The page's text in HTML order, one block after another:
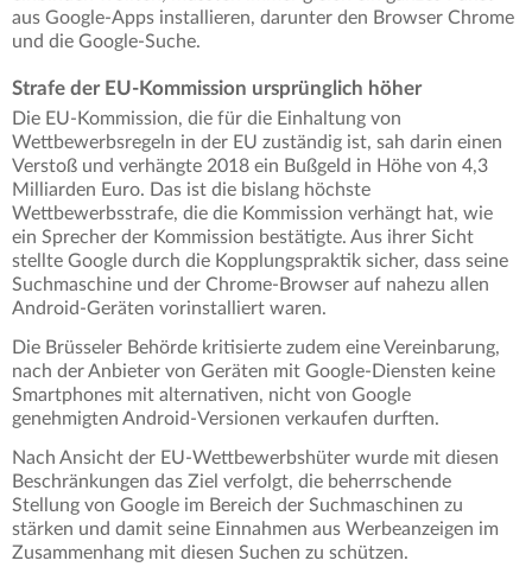
aus Google-Apps installieren, darunter den Browser Chrome
und die Google-Suche.
Strafe der EU-Kommission ursprünglich höher
Die EU-Kommission, die für die Einhaltung von
Wettbewerbsregeln in der EU zuständig ist, sah darin einen
Verstoß und verhängte 2018 ein Bußgeld in Höhe von 4,3
Milliarden Euro. Das ist die bislang höchste
Wettbewerbsstrafe, die die Kommission verhängt hat, wie
ein Sprecher der Kommission bestätigte. Aus ihrer Sicht
stellte Google durch die Kopplungspraktik sicher, dass seine
Suchmaschine und der Chrome-Browser auf nahezu allen
Android-Geräten vorinstalliert waren.
Die Brüsseler Behörde kritisierte zudem eine Vereinbarung,
nach der Anbieter von Geräten mit Google-Diensten keine
Smartphones mit alternativen, nicht von Google
genehmigten Android-Versionen verkaufen durften.
Nach Ansicht der EU-Wettbewerbshüter wurde mit diesen
Beschränkungen das Ziel verfolgt, die beherrschende
Stellung von Google im Bereich der Suchmaschinen zu
stärken und damit seine Einnahmen aus Werbeanzeigen im
Zusammenhang mit diesen Suchen zu schützen.